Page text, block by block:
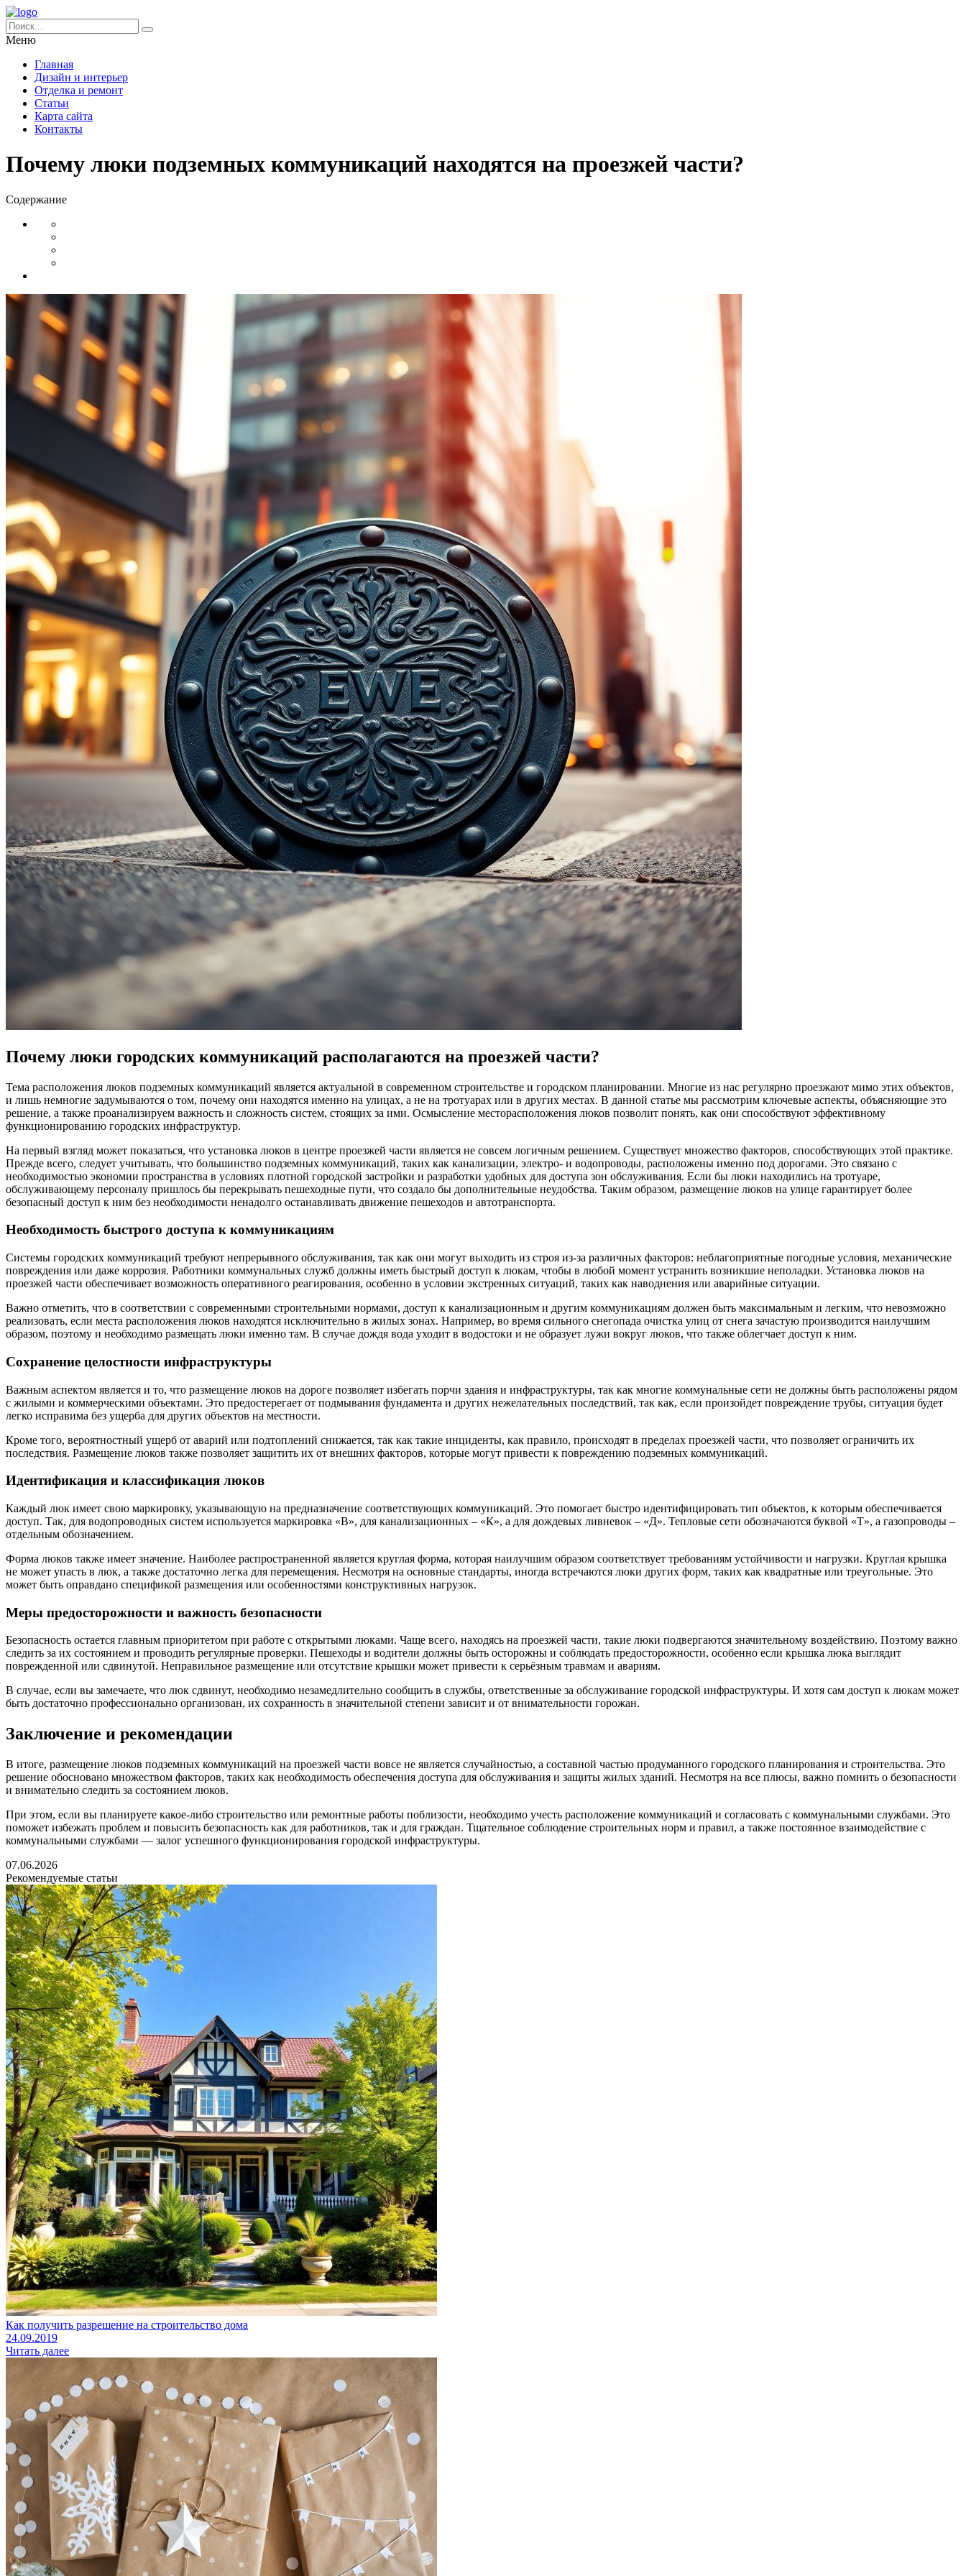
Меню
Главная
Дизайн и интерьер
Отделка и ремонт
Статьи
Карта сайта
Контакты
Почему люки подземных коммуникаций находятся на проезжей части?
Содержание
Почему люки городских коммуникаций располагаются на проезжей части?
Тема расположения люков подземных коммуникаций является актуальной в современном строительстве и городском планировании. Многие из нас регулярно проезжают мимо этих объектов,
и лишь немногие задумываются о том, почему они находятся именно на улицах, а не на тротуарах или в других местах. В данной статье мы рассмотрим ключевые аспекты, объясняющие это
решение, а также проанализируем важность и сложность систем, стоящих за ими. Осмысление месторасположения люков позволит понять, как они способствуют эффективному
функционированию городских инфраструктур.
На первый взгляд может показаться, что установка люков в центре проезжей части является не совсем логичным решением. Существует множество факторов, способствующих этой практике.
Прежде всего, следует учитывать, что большинство подземных коммуникаций, таких как канализации, электро- и водопроводы, расположены именно под дорогами. Это связано с
необходимостью экономии пространства в условиях плотной городской застройки и разработки удобных для доступа зон обслуживания. Если бы люки находились на тротуаре,
обслуживающему персоналу пришлось бы перекрывать пешеходные пути, что создало бы дополнительные неудобства. Таким образом, размещение люков на улице гарантирует более
безопасный доступ к ним без необходимости ненадолго останавливать движение пешеходов и автотранспорта.
Необходимость быстрого доступа к коммуникациям
Системы городских коммуникаций требуют непрерывного обслуживания, так как они могут выходить из строя из-за различных факторов: неблагоприятные погодные условия, механические
повреждения или даже коррозия. Работники коммунальных служб должны иметь быстрый доступ к люкам, чтобы в любой момент устранить возникшие неполадки. Установка люков на
проезжей части обеспечивает возможность оперативного реагирования, особенно в условии экстренных ситуаций, таких как наводнения или аварийные ситуации.
Важно отметить, что в соответствии с современными строительными нормами, доступ к канализационным и другим коммуникациям должен быть максимальным и легким, что невозможно
реализовать, если места расположения люков находятся исключительно в жилых зонах. Например, во время сильного снегопада очистка улиц от снега зачастую производится наилучшим
образом, поэтому и необходимо размещать люки именно там. В случае дождя вода уходит в водостоки и не образует лужи вокруг люков, что также облегчает доступ к ним.
Сохранение целостности инфраструктуры
Важным аспектом является и то, что размещение люков на дороге позволяет избегать порчи здания и инфраструктуры, так как многие коммунальные сети не должны быть расположены рядом
с жилыми и коммерческими объектами. Это предостерегает от подмывания фундамента и других нежелательных последствий, так как, если произойдет повреждение трубы, ситуация будет
легко исправима без ущерба для других объектов на местности.
Кроме того, вероятностный ущерб от аварий или подтоплений снижается, так как такие инциденты, как правило, происходят в пределах проезжей части, что позволяет ограничить их
последствия. Размещение люков также позволяет защитить их от внешних факторов, которые могут привести к повреждению подземных коммуникаций.
Идентификация и классификация люков
Каждый люк имеет свою маркировку, указывающую на предназначение соответствующих коммуникаций. Это помогает быстро идентифицировать тип объектов, к которым обеспечивается
доступ. Так, для водопроводных систем используется маркировка «В», для канализационных – «К», а для дождевых ливневок – «Д». Тепловые сети обозначаются буквой «Т», а газопроводы –
отдельным обозначением.
Форма люков также имеет значение. Наиболее распространенной является круглая форма, которая наилучшим образом соответствует требованиям устойчивости и нагрузки. Круглая крышка
не может упасть в люк, а также достаточно легка для перемещения. Несмотря на основные стандарты, иногда встречаются люки других форм, таких как квадратные или треугольные. Это
может быть оправдано спецификой размещения или особенностями конструктивных нагрузок.
Меры предосторожности и важность безопасности
Безопасность остается главным приоритетом при работе с открытыми люками. Чаще всего, находясь на проезжей части, такие люки подвергаются значительному воздействию. Поэтому важно
следить за их состоянием и проводить регулярные проверки. Пешеходы и водители должны быть осторожны и соблюдать предосторожности, особенно если крышка люка выглядит
поврежденной или сдвинутой. Неправильное размещение или отсутствие крышки может привести к серьёзным травмам и авариям.
В случае, если вы замечаете, что люк сдвинут, необходимо незамедлительно сообщить в службы, ответственные за обслуживание городской инфраструктуры. И хотя сам доступ к люкам может
быть достаточно профессионально организован, их сохранность в значительной степени зависит и от внимательности горожан.
Заключение и рекомендации
В итоге, размещение люков подземных коммуникаций на проезжей части вовсе не является случайностью, а составной частью продуманного городского планирования и строительства. Это
решение обосновано множеством факторов, таких как необходимость обеспечения доступа для обслуживания и защиты жилых зданий. Несмотря на все плюсы, важно помнить о безопасности
и внимательно следить за состоянием люков.
При этом, если вы планируете какое-либо строительство или ремонтные работы поблизости, необходимо учесть расположение коммуникаций и согласовать с коммунальными службами. Это
поможет избежать проблем и повысить безопасность как для работников, так и для граждан. Тщательное соблюдение строительных норм и правил, а также постоянное взаимодействие с
коммунальными службами — залог успешного функционирования городской инфраструктуры.
07.06.2026
Рекомендуемые статьи
Как получить разрешение на строительство дома
24.09.2019
Читать далее